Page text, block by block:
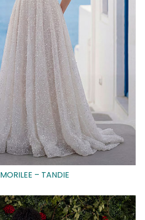
MORILEE – TANDIE